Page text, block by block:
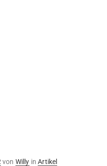
von Willy inArtikel